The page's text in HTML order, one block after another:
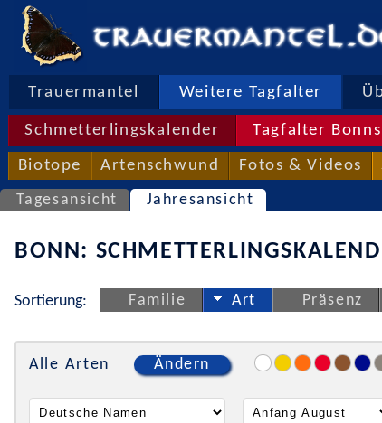
Trauermantel Weitere Tagfalter
Schmetterlingskalender Tagfalter Bonns
Biotope Artenschwund Fotos & Videos
Tagesansicht Jahresansicht
BONN:
Sortierung: Familie Art Präsenz
Alle Arten Ändern